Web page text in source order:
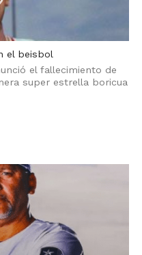
el beisbol
el fallecimiento de
super estrella boricua